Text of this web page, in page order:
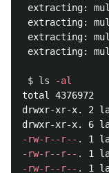
extracting:
extracting:
extracting:
extracting:
$ ls
-al
total 4376972
drwxr-xr-x. 2
-rw-r--r-- .
-rw-r--r-- .
-rw-r--r-- .